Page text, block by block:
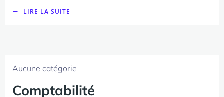
LIRE LA SUITE
Aucune catégorie
Comptabilité